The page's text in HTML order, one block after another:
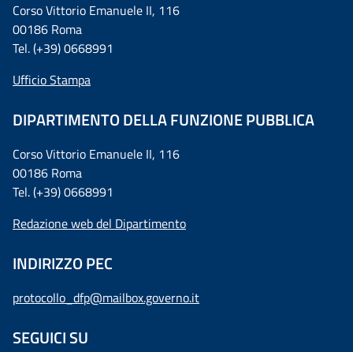
Corso Vittorio Emanuele II, 116
00186 Roma
Tel. (+39) 0668991
Ufficio Stampa
DIPARTIMENTO DELLA FUNZIONE PUBBLICA
Corso Vittorio Emanuele II, 116
00186 Roma
Tel. (+39) 0668991
Redazione web del Dipartimento
INDIRIZZO PEC
protocollo_dfp@mailbox.governo.it
SEGUICI SU